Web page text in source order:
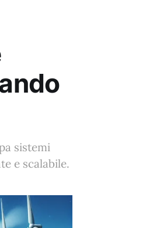
sistemi
e scalabile.